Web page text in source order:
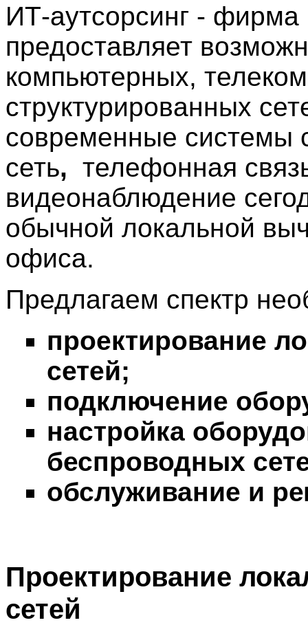
ИТ-аутсорсинг -
предоставляет
компьютерных,
структурированных
современные системы
сеть, телефонная
видеонаблюдение
обычной локальной
офиса.
Предлагаем спектр
проектирование
сетей;
подключение
настройка
беспроводных
обслуживание и
Проектирование
сетей